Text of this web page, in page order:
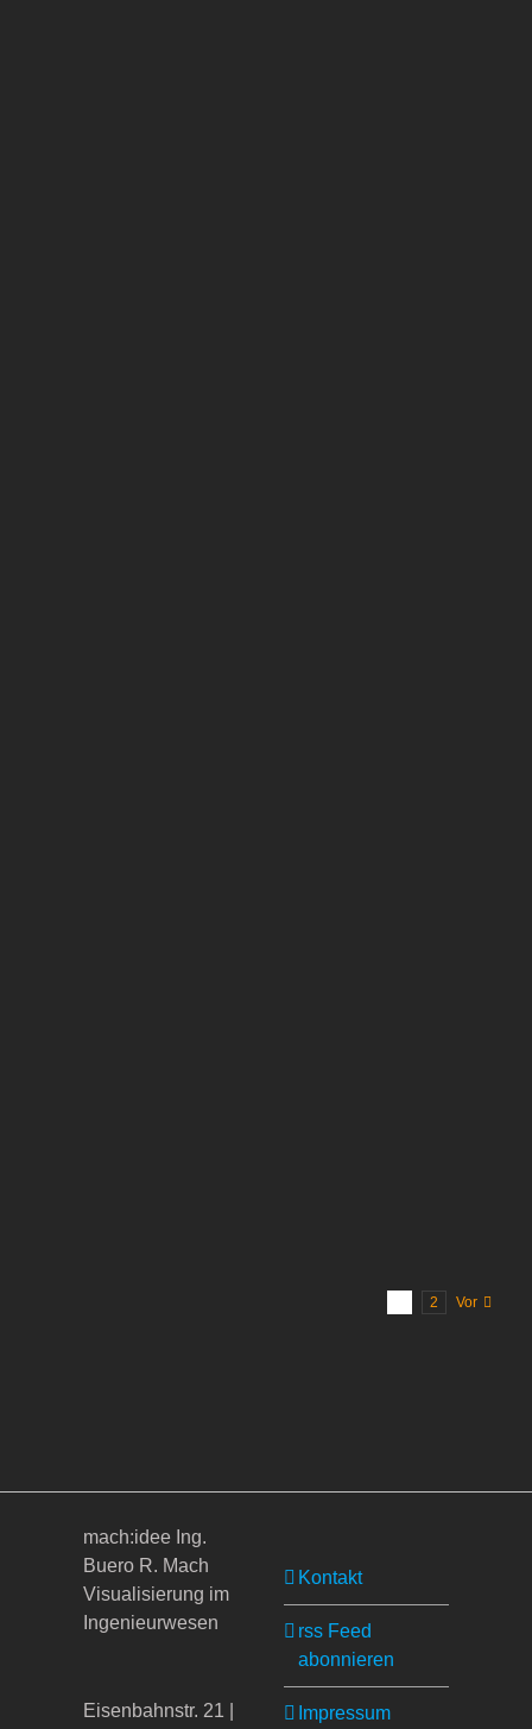
2 Vor
mach:idee Ing.
Buero R. Mach
Visualisierung im
Ingenieurwesen
Eisenbahnstr. 21 |
Kontakt
rss Feed
abonnieren
Impressum